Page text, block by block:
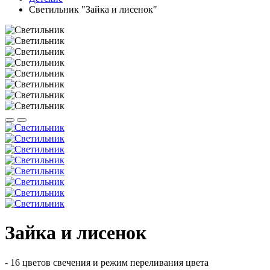
Светильник "Зайка и лисенок"
Зайка и лисенок
- 16 цветов свечения и режим переливания цвета